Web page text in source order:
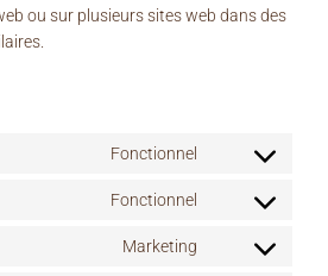
ou sur plusieurs sites web dans des
Fonctionnel
Consent
wordpress
Fonctionnel
Consent
Marketing
Consent